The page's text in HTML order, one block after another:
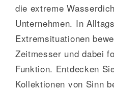
die extreme
Unternehmen. In
Extremsituationen
Zeitmesser und dabei
Funktion. Entdecken
Kollektionen von Sinn